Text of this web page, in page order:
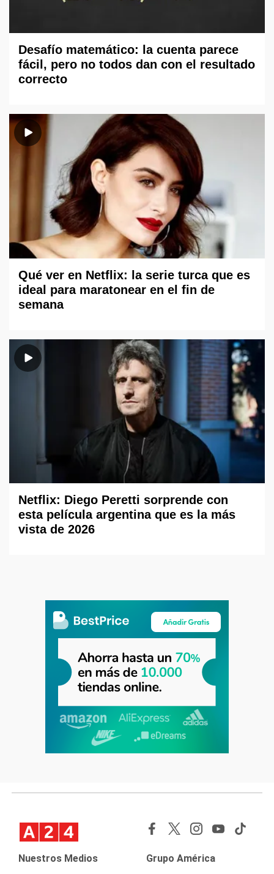
Desafío matemático: la cuenta parece
fácil, pero no todos dan con el resultado
correcto
Qué ver en Netflix: la serie turca que es
ideal para maratonear en el fin de
semana
Netflix: Diego Peretti sorprende con
esta película argentina que es la más
vista de 2026
Nuestros Medios Grupo América